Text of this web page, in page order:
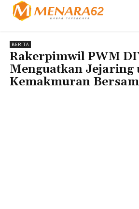
BERITA
Rakerpimwil PWM
Menguatkan Jejaring
Kemakmuran